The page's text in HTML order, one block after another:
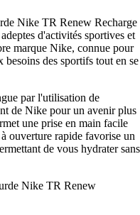
Nike TR Renew Recharge
d'activités sportives et
marque Nike, connue pour
besoins des sportifs tout en se
par l'utilisation de
de Nike pour un avenir plus
une prise en main facile
ouverture rapide favorise un
de vous hydrater sans
Nike TR Renew